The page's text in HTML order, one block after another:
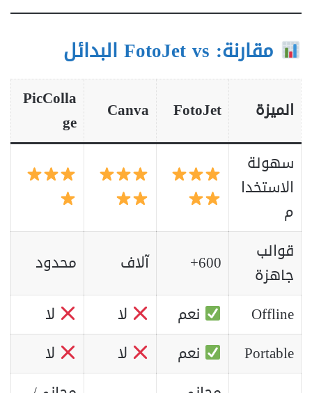
مقارنة: FotoJet vs البدائل
الميزة FotoJet
Canva
PicColla
ge
سهولة
الاستخدا
م
قوالب
جاهزة
600+ آلاف
محدود
Offline
نعم لا
لا
Portable
نعم لا
لا